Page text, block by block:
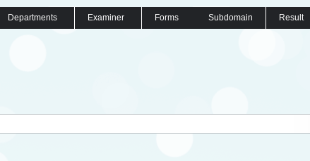
Departments Examiner Forms Subdomain Result